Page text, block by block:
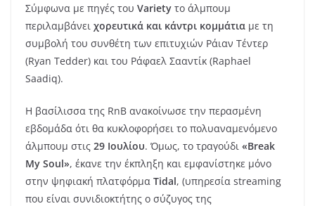
Σύμφωνα με πηγές του Variety το άλμπουμ
περιλαμβάνει χορευτικά και κάντρι κομμάτια με τη
συμβολή του συνθέτη των επιτυχιών Ράιαν Τέντερ
(Ryan Tedder) και του Ράφαελ Σααντίκ (Raphael
Saadiq).
Η βασίλισσα της RnB ανακοίνωσε την περασμένη
εβδομάδα ότι θα κυκλοφορήσει το πολυαναμενόμενο
άλμπουμ στις 29 Ιουλίου. Όμως, το τραγούδι «Break
My Soul», έκανε την έκπληξη και εμφανίστηκε μόνο
στην ψηφιακή πλατφόρμα Tidal, (υπηρεσία streaming
που είναι συνιδιοκτήτης ο σύζυγος της